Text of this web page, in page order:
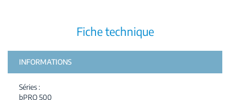
Fiche technique
INFORMATIONS
Séries
bPRO 500